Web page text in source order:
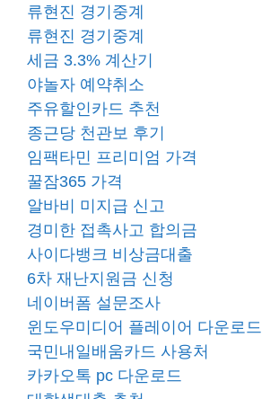
류현진 경기중계
류현진 경기중계
세금 3.3% 계산기
야놀자 예약취소
주유할인카드 추천
종근당 천관보 후기
임팩타민 프리미엄 가격
꿀잠365 가격
알바비 미지급 신고
경미한 접촉사고 합의금
사이다뱅크 비상금대출
6차 재난지원금 신청
네이버폼 설문조사
윈도우미디어 플레이어 다운로드
국민내일배움카드 사용처
카카오톡 pc 다운로드